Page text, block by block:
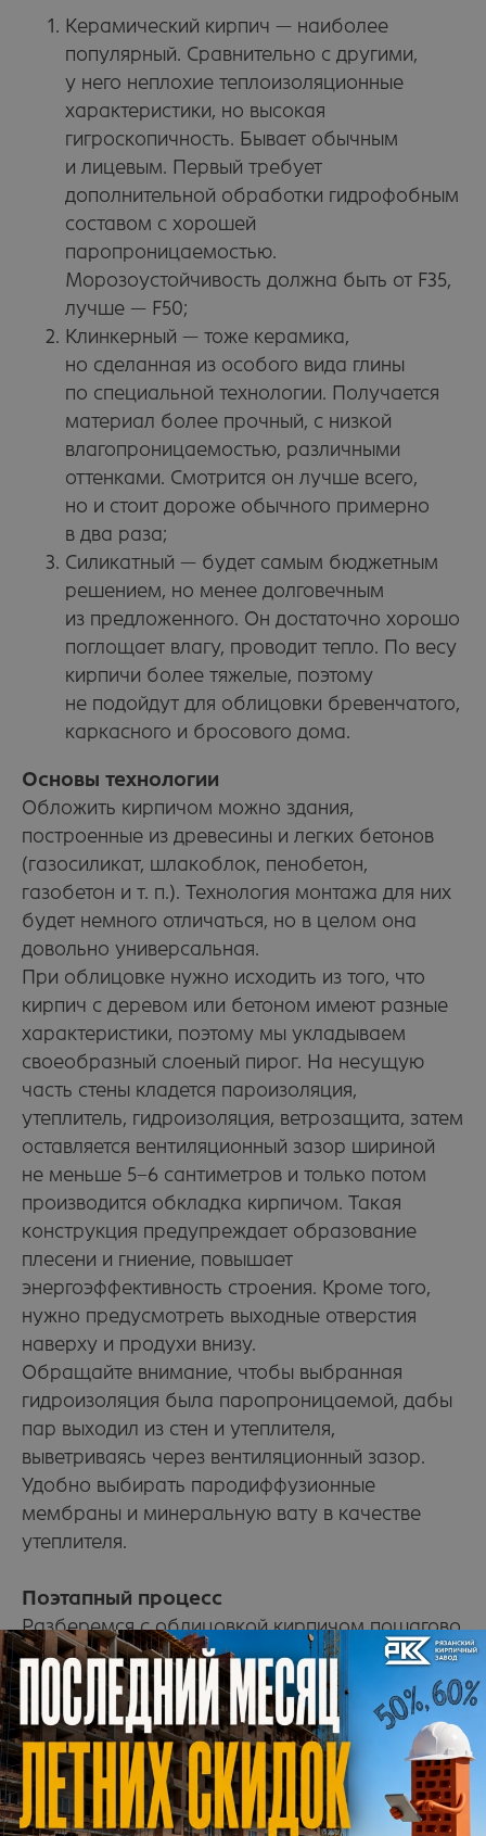
Керамический кирпич — наиболее
популярный. Сравнительно с другими,
у него неплохие теплоизоляционные
характеристики, но высокая
гигроскопичность. Бывает обычным
и лицевым. Первый требует
дополнительной обработки гидрофобным
составом с хорошей
паропроницаемостью.
Морозоустойчивость должна быть от F35,
лучше — F50;
Клинкерный — тоже керамика,
но сделанная из особого вида глины
по специальной технологии. Получается
материал более прочный, с низкой
влагопроницаемостью, различными
оттенками. Смотрится он лучше всего,
но и стоит дороже обычного примерно
в два раза;
Силикатный — будет самым бюджетным
решением, но менее долговечным
из предложенного. Он достаточно хорошо
поглощает влагу, проводит тепло. По весу
кирпичи более тяжелые, поэтому
не подойдут для облицовки бревенчатого,
каркасного и бросового дома.
Основы технологии
Обложить кирпичом можно здания,
построенные из древесины и легких бетонов
(газосиликат, шлакоблок, пенобетон,
газобетон и т. п.). Технология монтажа для них
будет немного отличаться, но в целом она
довольно универсальная.
При облицовке нужно исходить из того, что
кирпич с деревом или бетоном имеют разные
характеристики, поэтому мы укладываем
своеобразный слоеный пирог. На несущую
часть стены кладется пароизоляция,
утеплитель, гидроизоляция, ветрозащита, затем
оставляется вентиляционный зазор шириной
не меньше 5−6 сантиметров и только потом
производится обкладка кирпичом. Такая
конструкция предупреждает образование
плесени и гниение, повышает
энергоэффективность строения. Кроме того,
нужно предусмотреть выходные отверстия
наверху и продухи внизу.
Обращайте внимание, чтобы выбранная
гидроизоляция была паропроницаемой, дабы
пар выходил из стен и утеплителя,
выветриваясь через вентиляционный зазор.
Удобно выбирать пародиффузионные
мембраны и минеральную вату в качестве
утеплителя.
Поэтапный процесс
Разберемся с облицовкой кирпичом пошагово
на примере деревянного дома. Здесь важный
момент — работать можно только
со строением, которое уже дало усадку.
То есть дом должен постоять несколько лет
после постройки или изначально быть старым.
Свежевыстроенное деревянное здание
облицевать не получится.